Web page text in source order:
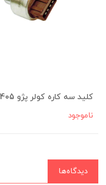
کليد سه کاره کولر پژو 405
ناموجود
دیدگاه‌ها